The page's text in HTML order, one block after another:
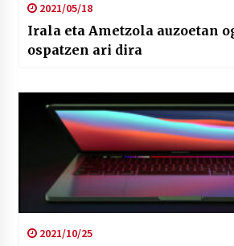
2021/05/18
Irala eta Ametzola auzoetan
ospatzen ari dira
2021/10/25